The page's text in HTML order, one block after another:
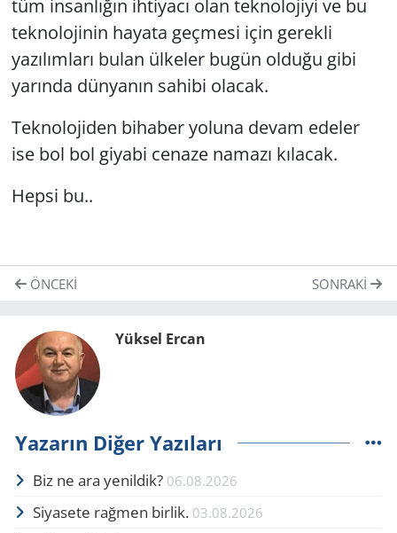
tüm insanlığın ihtiyacı olan teknolojiyi ve bu
teknolojinin hayata geçmesi için gerekli
yazılımları bulan ülkeler bugün olduğu gibi
yarında dünyanın sahibi olacak.
Teknolojiden bihaber yoluna devam edeler
ise bol bol giyabi cenaze namazı kılacak.
Hepsi bu..
ÖNCEKI SONRAKI
Yüksel Ercan
Yazarın Diğer Yazıları
Biz ne ara yenildik? 06.08.2026
Siyasete rağmen birlik. 03.08.2026